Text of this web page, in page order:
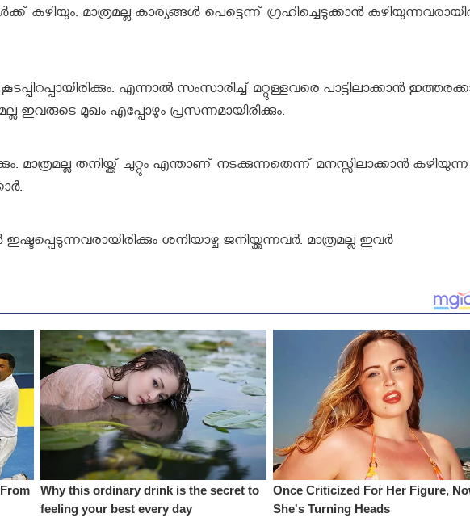
കഴിയും. മാത്രമല്ല കാര്യങ്ങള്‍ പെട്ടെന്ന് ഗ്രഹിച്ചെടുക്കാന്‍
എന്നാല്‍ സംസാരിച്ച് മറ്റുള്ളവരെ പാട്ടിലാക്കാന്‍
ഇവരുടെ മുഖം എപ്പോഴും പ്രസന്നമായിരിക്കും.
മാത്രമല്ല തനിയ്ക്ക് ചുറ്റും എന്താണ് നടക്കുന്നതെന്ന് മനസ്സിലാക്കാന്‍ കഴിയുന്ന
ശനിയാഴ്ച ജനിയ്ക്കുന്നവര്‍. മാത്രമല്ല ഇവര്‍